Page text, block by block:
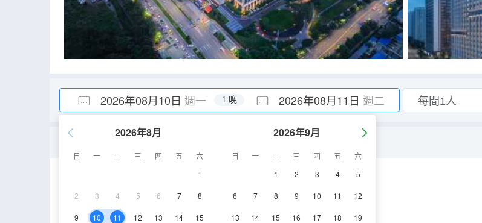
2026年08月10日 週一 2026年08月11日 週二
1 晚
2026年8月
日 一 二 三 四 五
六
1
2 3 4 5 6 7 8
9 10 11 12 13 14 15
2026年9月
日 一 二 三 四 五
六
1
2 3 4 5
6 7 8 9 10 11 12
13 14 15 16 17 18 19
空調 電視機